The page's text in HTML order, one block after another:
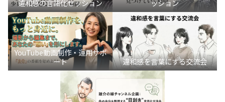
違和感の言語化セッション
ッション
YouTube動画制作・運用サポ
ート
違和感を言葉にする交流会